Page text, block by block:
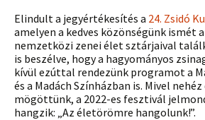
Elindult a jegyértékesítés a 24. Zsidó
amelyen a kedves közönségünk ismét
nemzetközi zenei élet sztárjaival
is beszélve, hogy a hagyományos
kívül ezúttal rendezünk programot a
és a Madách Színházban is. Mivel
mögöttünk, a 2022-es fesztivál
hangzik: „Az életörömre hangolunk!”.